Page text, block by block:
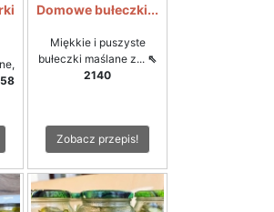
Domowe bułeczki...
Miękkie i puszyste
bułeczki maślane z... ⇖
2140
Zobacz przepis!